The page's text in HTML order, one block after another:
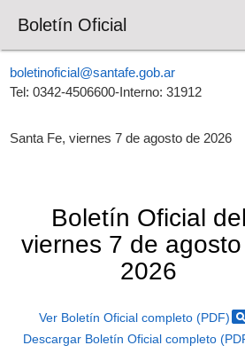
Boletín Oficial
boletinoficial@santafe.gob.ar
Tel: 0342-4506600-Interno: 31912
Santa Fe, viernes 7 de agosto de 2026
Boletín Oficial del
viernes 7 de
2026
Ver Boletín Oficial completo (PDF)
Descargar Boletín Oficial completo